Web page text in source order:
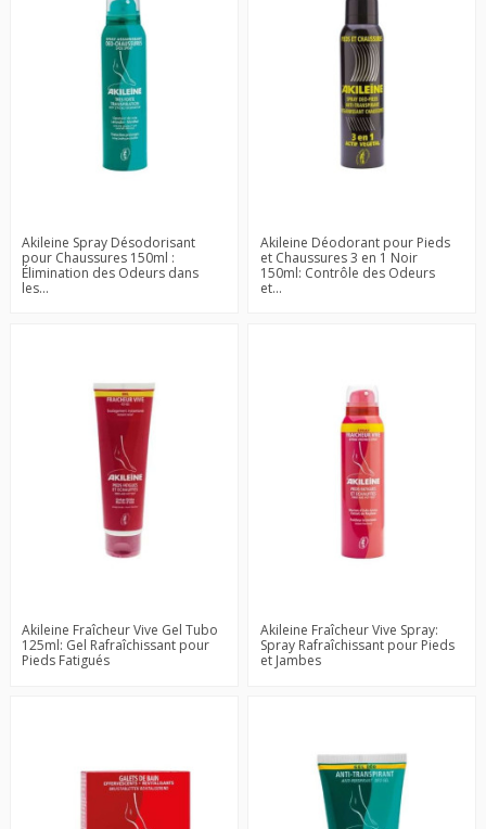
Akileine Spray Désodorisant
pour Chaussures 150ml :
Élimination des Odeurs dans
les...
Akileine Déodorant pour Pieds
et Chaussures 3 en 1 Noir
150ml: Contrôle des Odeurs
et...
Akileine Fraîcheur Vive Gel Tubo
125ml: Gel Rafraîchissant pour
Pieds Fatigués
Akileine Fraîcheur Vive Spray:
Spray Rafraîchissant pour Pieds
et Jambes